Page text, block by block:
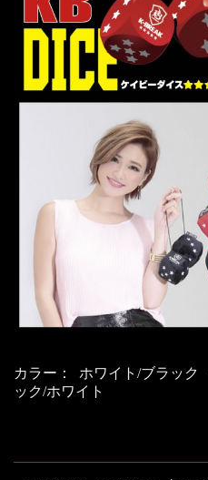
カラー： ホワイト/ブラック
ック/ホワイト